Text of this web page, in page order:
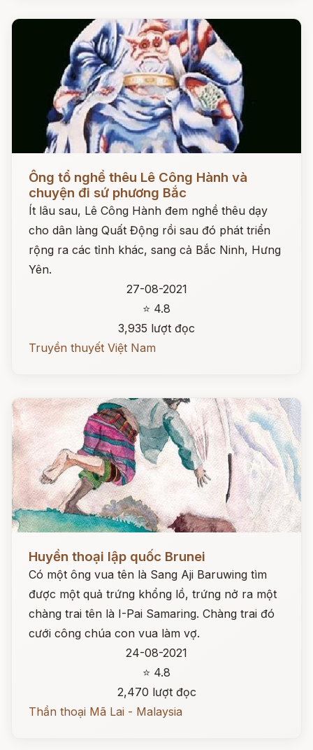
Đọc ngay
Ông tổ nghề thêu Lê Công Hành và
chuyện đi sứ phương Bắc
Ít lâu sau, Lê Công Hành đem nghề thêu dạy
cho dân làng Quất Động rồi sau đó phát triển
rộng ra các tỉnh khác, sang cả Bắc Ninh, Hưng
Yên.
27-08-2021
⭐ 4.8
3,935 lượt đọc
Truyền thuyết Việt Nam
Đọc ngay
Huyền thoại lập quốc Brunei
Có một ông vua tên là Sang Aji Baruwing tìm
được một quả trứng khổng lồ, trứng nở ra một
chàng trai tên là I-Pai Samaring. Chàng trai đó
cưới công chúa con vua làm vợ.
24-08-2021
⭐ 4.8
2,470 lượt đọc
Thần thoại Mã Lai - Malaysia